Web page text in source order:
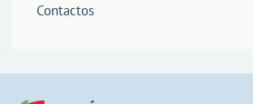
Contactos